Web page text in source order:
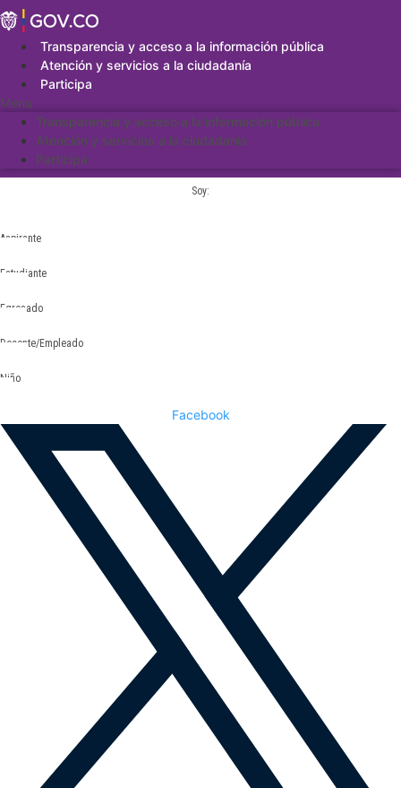
Saltar
al
contenidoTransparencia y acceso a la información pública
Atención y servicios a la ciudadanía
Participa
Menu
Transparencia y acceso a la información pública
Atención y servicios a la ciudadanía
Participa
Soy:
Aspirante
Estudiante
Egresado
Docente/Empleado
Niño
Facebook